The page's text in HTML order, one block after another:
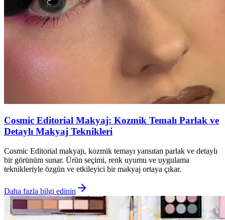
Cosmic Editorial Makyaj: Kozmik Temalı Parlak ve
Detaylı Makyaj Teknikleri
Cosmic Editorial makyajı, kozmik temayı yansıtan parlak ve detaylı
bir görünüm sunar. Ürün seçimi, renk uyumu ve uygulama
teknikleriyle özgün ve etkileyici bir makyaj ortaya çıkar.
Daha fazla bilgi edinin